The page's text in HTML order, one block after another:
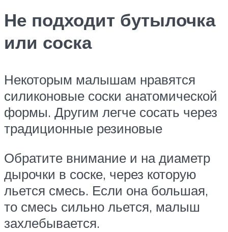
Не подходит бутылочка
или соска
Некоторым малышам нравятся
силиконовые соски анатомической
формы. Другим легче сосать через
традиционные резиновые
Обратите внимание и на диаметр
дырочки в соске, через которую
льется смесь. Если она большая,
то смесь сильно льется, малыш
захлебывается.